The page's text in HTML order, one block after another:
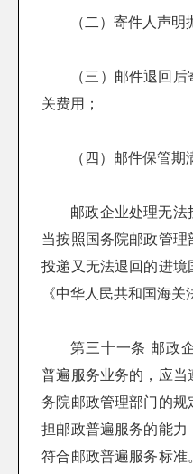
（二）寄件人声明
（三）邮件退回
关费用；
（四）邮件保管期
邮政企业处理无法
当按照国务院邮政管
投递又无法退回的进境
《中华人民共和国海关
第三十一条 邮政
普遍服务业务的，应当
务院邮政管理部门的规
担邮政普遍服务的能力
符合邮政普遍服务标